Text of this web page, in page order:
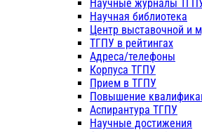
Научные журналы
Научная библиотека
Центр выставочной и
ТГПУ в рейтингах
Адреса/телефоны
Корпуса ТГПУ
Прием в ТГПУ
Повышение
Аспирантура ТГПУ
Научные достижения